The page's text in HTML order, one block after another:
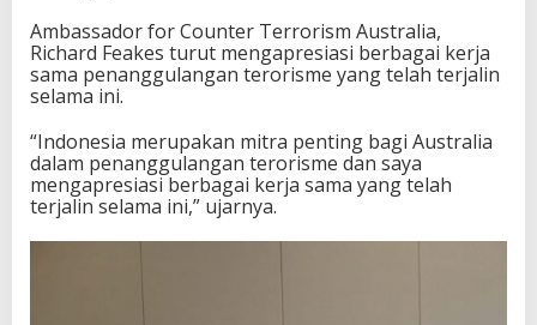
Ambassador for Counter Terrorism Australia,
Richard Feakes turut mengapresiasi berbagai kerja
sama penanggulangan terorisme yang telah terjalin
selama ini.
“Indonesia merupakan mitra penting bagi Australia
dalam penanggulangan terorisme dan saya
mengapresiasi berbagai kerja sama yang telah
terjalin selama ini,” ujarnya.